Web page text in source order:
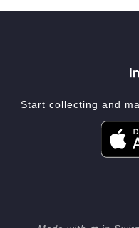
Start collecting and